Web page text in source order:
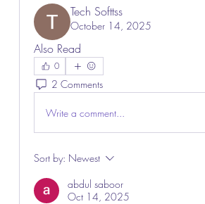
Tech Softtss
October 14, 2025
Also Read
0
2 Comments
Write a comment...
Sort by: Newest
abdul saboor
Oct 14, 2025